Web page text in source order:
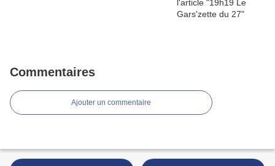
Commentaires
Ajouter un commentaire